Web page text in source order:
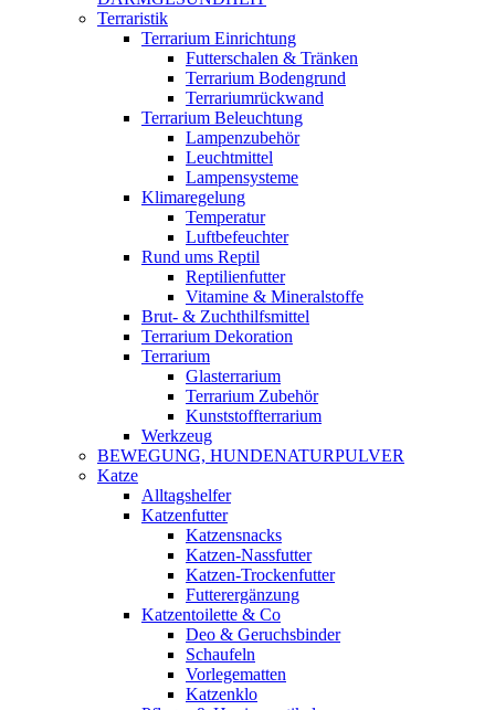
Terraristik
Terrarium Einrichtung
Futterschalen & Tränken
Terrarium Bodengrund
Terrariumrückwand
Terrarium Beleuchtung
Lampenzubehör
Leuchtmittel
Lampensysteme
Klimaregelung
Temperatur
Luftbefeuchter
Rund ums Reptil
Reptilienfutter
Vitamine & Mineralstoffe
Brut- & Zuchthilfsmittel
Terrarium Dekoration
Terrarium
Glasterrarium
Terrarium Zubehör
Kunststoffterrarium
Werkzeug
BEWEGUNG, HUNDENATURPULVER
Katze
Alltagshelfer
Katzenfutter
Katzensnacks
Katzen-Nassfutter
Katzen-Trockenfutter
Futterergänzung
Katzentoilette & Co
Deo & Geruchsbinder
Schaufeln
Vorlegematten
Katzenklo